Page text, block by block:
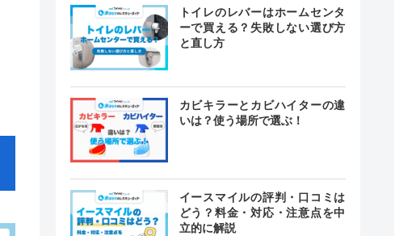
トイレのレバーはホームセンタ
ーで買える？失敗しない選び方
と直し方
カビキラーとカビハイターの違
いは？使う場所で選ぶ！
イースマイルの評判・口コミは
どう？料金・対応・注意点を中
立的に解説